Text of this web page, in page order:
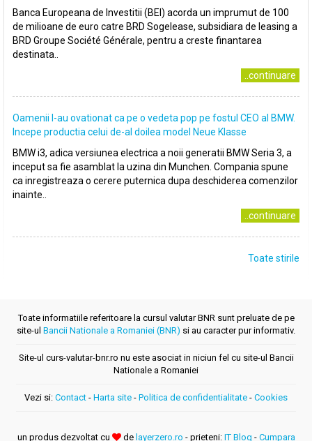
Banca Europeana de Investitii (BEI) acorda un imprumut de 100
de milioane de euro catre BRD Sogelease, subsidiara de leasing a
BRD Groupe Société Générale, pentru a creste finantarea
destinata..
..continuare
Oamenii l-au ovationat ca pe o vedeta pop pe fostul CEO al BMW.
Incepe productia celui de-al doilea model Neue Klasse
BMW i3, adica versiunea electrica a noii generatii BMW Seria 3, a
inceput sa fie asamblat la uzina din Munchen. Compania spune
ca inregistreaza o cerere puternica dupa deschiderea comenzilor
inainte..
..continuare
Toate stirile
Toate informatiile referitoare la cursul valutar BNR sunt preluate de pe
site-ul Bancii Nationale a Romaniei (BNR) si au caracter pur informativ.
Site-ul curs-valutar-bnr.ro nu este asociat in niciun fel cu site-ul Bancii
Nationale a Romaniei
Vezi si: Contact - Harta site - Politica de confidentialitate - Cookies
un produs dezvoltat cu de layerzero.ro - prieteni: IT Blog - Cumpara